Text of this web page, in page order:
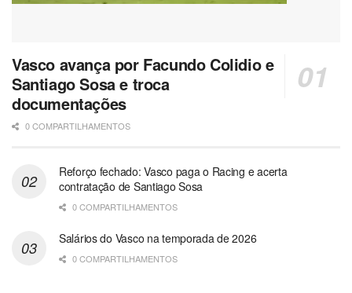
Vasco avança por Facundo Colidio e
Santiago Sosa e troca
documentações
0 COMPARTILHAMENTOS
Reforço fechado: Vasco paga o Racing e acerta
contratação de Santiago Sosa
0 COMPARTILHAMENTOS
Salários do Vasco na temporada de 2026
0 COMPARTILHAMENTOS